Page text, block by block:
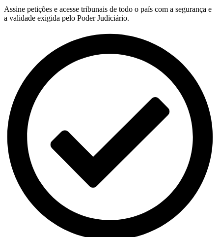
Assine petições e acesse tribunais de todo o país com a segurança e
a validade exigida pelo Poder Judiciário.